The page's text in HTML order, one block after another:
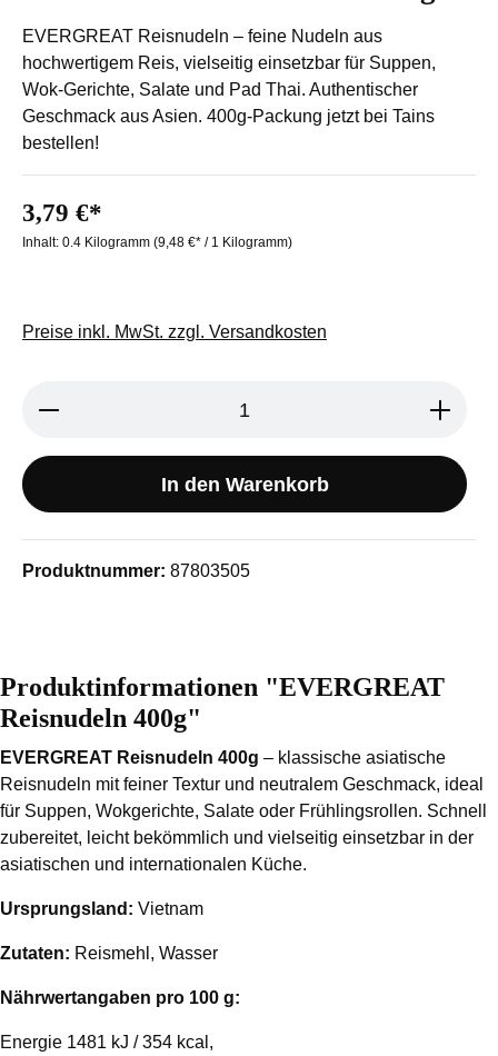
EVERGREAT Reisnudeln – feine Nudeln aus
hochwertigem Reis, vielseitig einsetzbar für Suppen,
Wok-Gerichte, Salate und Pad Thai. Authentischer
Geschmack aus Asien. 400g-Packung jetzt bei Tains
bestellen!
3,79 €*
Inhalt: 0.4 Kilogramm (9,48 €* / 1 Kilogramm)
Preise inkl. MwSt. zzgl. Versandkosten
Produkt Anzahl: Gib den
In den Warenkorb
Produktnummer: 87803505
Produktinformationen "EVERGREAT
Reisnudeln 400g"
EVERGREAT Reisnudeln 400g – klassische asiatische
Reisnudeln mit feiner Textur und neutralem Geschmack, ideal
für Suppen, Wokgerichte, Salate oder Frühlingsrollen. Schnell
zubereitet, leicht bekömmlich und vielseitig einsetzbar in der
asiatischen und internationalen Küche.
Ursprungsland: Vietnam
Zutaten: Reismehl, Wasser
Nährwertangaben pro 100 g:
Energie 1481 kJ / 354 kcal,